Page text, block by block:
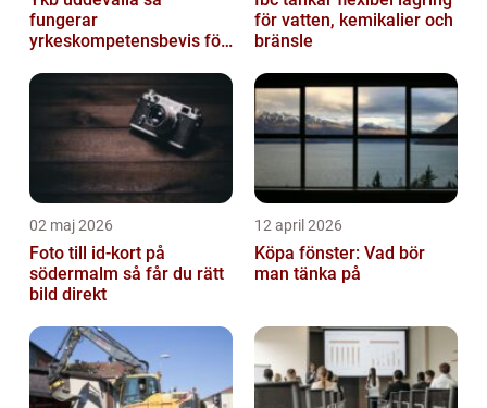
fungerar
yrkeskompetensbevis för
för vatten, kemikalier och
bränsle
02 maj 2026
Foto till id-kort på
södermalm så får du rätt
bild direkt
12 april 2026
Köpa fönster: Vad bör
man tänka på